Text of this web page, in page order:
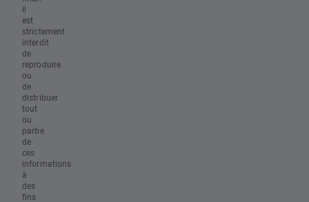
Il
est
strictement
interdit
de
reproduire
ou
de
distribuer
tout
ou
partie
de
ces
informations
à
des
fins